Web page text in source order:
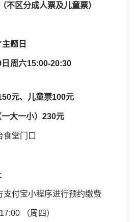
不区分成人票及儿童票）
题日
29日周六15:00-20:30
元、儿童票100元
小）230元
食堂门口
支付宝小程序进行预约缴费
（周四）